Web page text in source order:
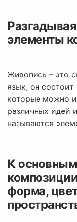
элементы
Живопись – это
язык, он состоит
которые можно
различных идей
называются
К
форма,